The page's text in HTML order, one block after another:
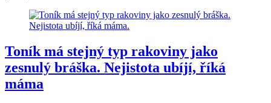
Toník má stejný typ rakoviny jako
zesnulý bráška. Nejistota ubíjí, říká
máma